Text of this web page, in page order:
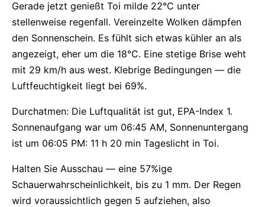
Gerade jetzt genießt Toi milde 22°C unter
stellenweise regenfall. Vereinzelte Wolken dämpfen
den Sonnenschein. Es fühlt sich etwas kühler an als
angezeigt, eher um die 18°C. Eine stetige Brise weht
mit 29 km/h aus west. Klebrige Bedingungen — die
Luftfeuchtigkeit liegt bei 69%.
Durchatmen: Die Luftqualität ist gut, EPA-Index 1.
Sonnenaufgang war um 06:45 AM, Sonnenuntergang
ist um 06:05 PM: 11 h 20 min Tageslicht in Toi.
Halten Sie Ausschau — eine 57%ige
Schauerwahrscheinlichkeit, bis zu 1 mm. Der Regen
wird voraussichtlich gegen 5 aufziehen, also